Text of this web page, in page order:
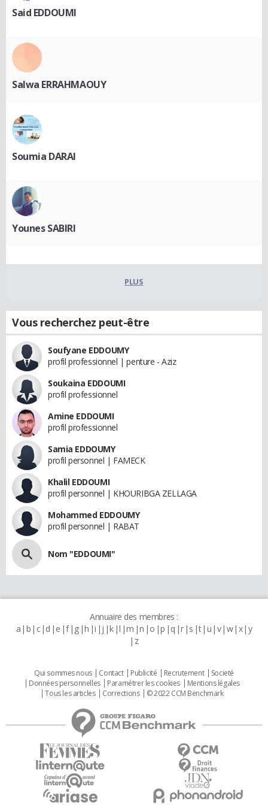
Said EDDOUMI
Salwa ERRAHMAOUY
Soumia DARAI
Younes SABIRI
PLUS
Vous recherchez peut-être
Soufyane EDDOUMY
profil professionnel | penture - Aziz
Soukaina EDDOUMI
profil professionnel
Amine EDDOUMI
profil professionnel
Samia EDDOUMY
profil personnel | FAMECK
Khalil EDDOUMI
profil personnel | KHOURIBGA ZELLAGA
Mohammed EDDOUMY
profil personnel | RABAT
Nom "EDDOUMI"
Annuaire des membres :
a b c d e f g h i j k l m n o p q r s t u v w x y
z
Qui sommes nous Contact Publicité Recrutement
Societé
Données personnelles
Paramétrer les cookies
Mentions légales
Tous les articles
Corrections © 2022 CCM Benchmark